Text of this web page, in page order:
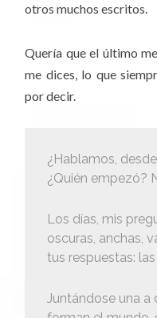
otros muchos escritos.
Quería que el último
me dices, lo que
por decir.
¿Hablamos,
¿Quién empezó?
Los días, mis
oscuras, anchas,
tus respuestas:
Juntándose una a